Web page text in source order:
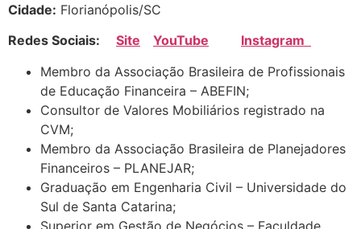
Cidade: Florianópolis/SC
Redes Sociais: Site YouTube
Instagram
Membro da Associação Brasileira de Profissionais
de Educação Financeira – ABEFIN;
Consultor de Valores Mobiliários registrado na
CVM;
Membro da Associação Brasileira de Planejadores
Financeiros – PLANEJAR;
Graduação em Engenharia Civil – Universidade do
Sul de Santa Catarina;
Superior em Gestão de Negócios – Faculdade